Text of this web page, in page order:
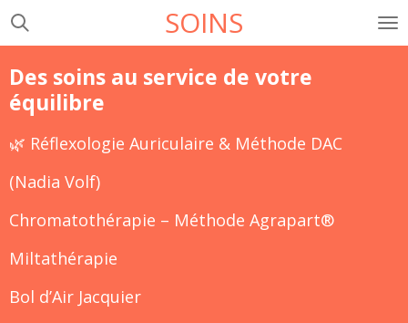
Passer
principal
SOINS
Des soins au service de votre
équilibre
🌿 Réflexologie Auriculaire & Méthode DAC
(Nadia Volf)
Chromatothérapie – Méthode Agrapart®
Miltathérapie
Bol d’Air Jacquier